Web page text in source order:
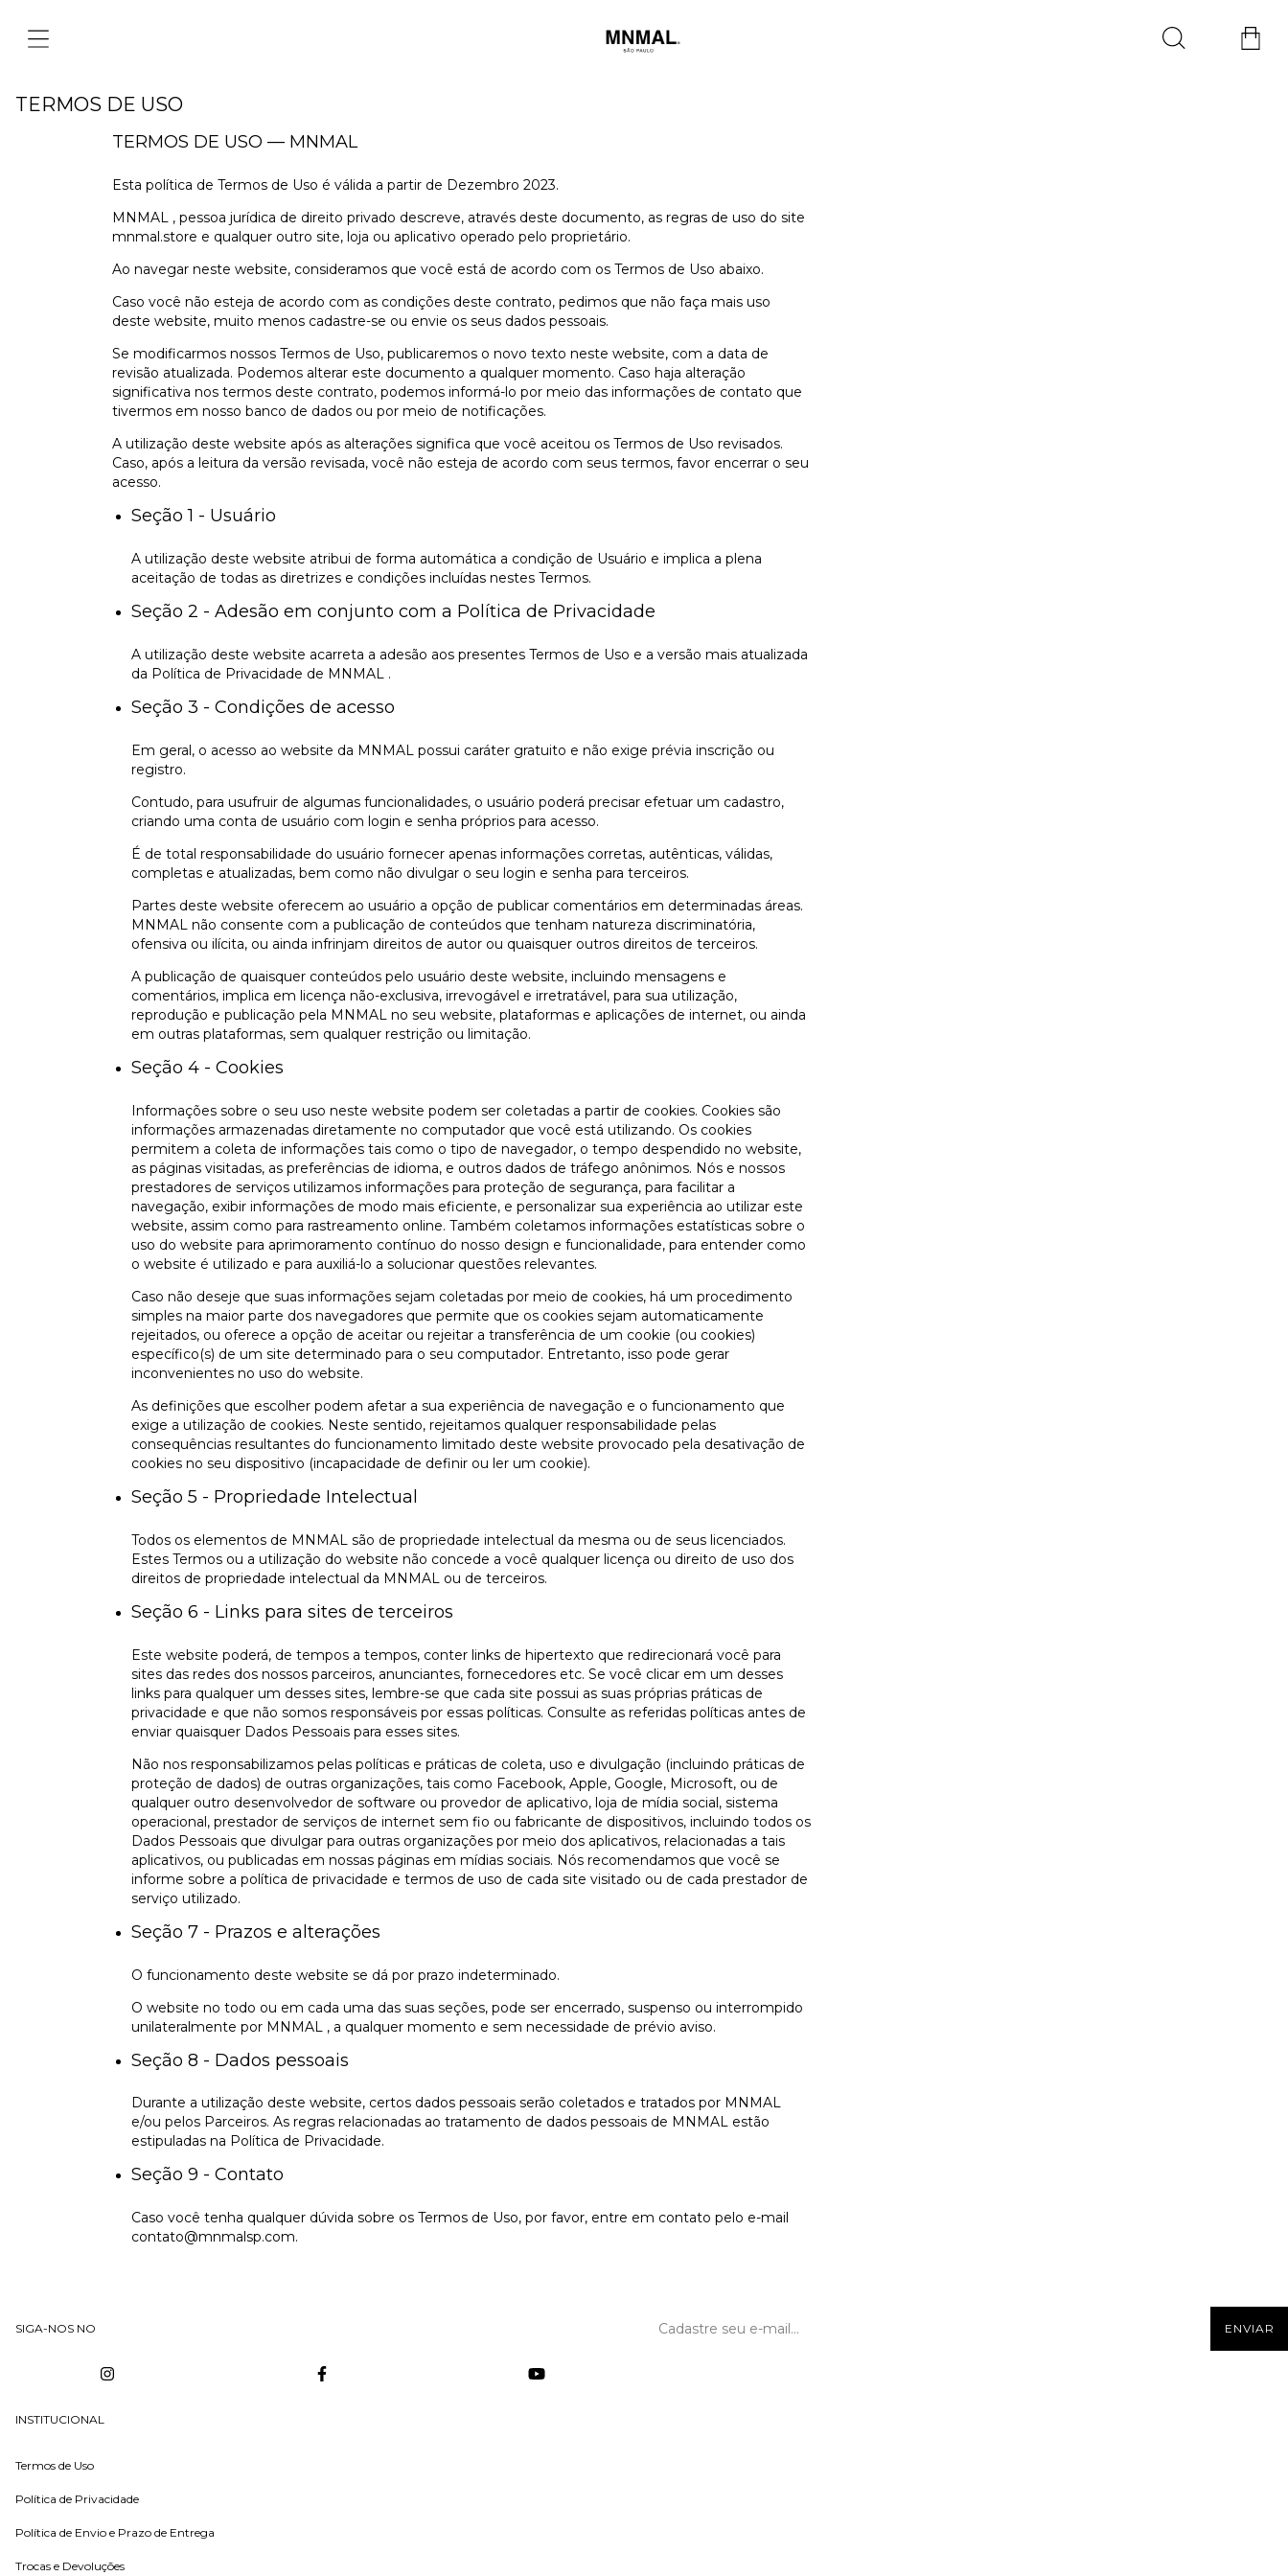
TERMOS DE USO
TERMOS DE USO — MNMAL
Esta política de Termos de Uso é válida a partir de Dezembro 2023.
MNMAL , pessoa jurídica de direito privado descreve, através deste documento, as regras de uso do site
mnmal.store e qualquer outro site, loja ou aplicativo operado pelo proprietário.
Ao navegar neste website, consideramos que você está de acordo com os Termos de Uso abaixo.
Caso você não esteja de acordo com as condições deste contrato, pedimos que não faça mais uso
deste website, muito menos cadastre-se ou envie os seus dados pessoais.
Se modificarmos nossos Termos de Uso, publicaremos o novo texto neste website, com a data de
revisão atualizada. Podemos alterar este documento a qualquer momento. Caso haja alteração
significativa nos termos deste contrato, podemos informá-lo por meio das informações de contato que
tivermos em nosso banco de dados ou por meio de notificações.
A utilização deste website após as alterações significa que você aceitou os Termos de Uso revisados.
Caso, após a leitura da versão revisada, você não esteja de acordo com seus termos, favor encerrar o seu
acesso.
Seção 1 - Usuário
A utilização deste website atribui de forma automática a condição de Usuário e implica a plena
aceitação de todas as diretrizes e condições incluídas nestes Termos.
Seção 2 - Adesão em conjunto com a Política de Privacidade
A utilização deste website acarreta a adesão aos presentes Termos de Uso e a versão mais atualizada
da Política de Privacidade de MNMAL .
Seção 3 - Condições de acesso
Em geral, o acesso ao website da MNMAL possui caráter gratuito e não exige prévia inscrição ou
registro.
Contudo, para usufruir de algumas funcionalidades, o usuário poderá precisar efetuar um cadastro,
criando uma conta de usuário com login e senha próprios para acesso.
É de total responsabilidade do usuário fornecer apenas informações corretas, autênticas, válidas,
completas e atualizadas, bem como não divulgar o seu login e senha para terceiros.
Partes deste website oferecem ao usuário a opção de publicar comentários em determinadas áreas.
MNMAL não consente com a publicação de conteúdos que tenham natureza discriminatória,
ofensiva ou ilícita, ou ainda infrinjam direitos de autor ou quaisquer outros direitos de terceiros.
A publicação de quaisquer conteúdos pelo usuário deste website, incluindo mensagens e
comentários, implica em licença não-exclusiva, irrevogável e irretratável, para sua utilização,
reprodução e publicação pela MNMAL no seu website, plataformas e aplicações de internet, ou ainda
em outras plataformas, sem qualquer restrição ou limitação.
Seção 4 - Cookies
Informações sobre o seu uso neste website podem ser coletadas a partir de cookies. Cookies são
informações armazenadas diretamente no computador que você está utilizando. Os cookies
permitem a coleta de informações tais como o tipo de navegador, o tempo despendido no website,
as páginas visitadas, as preferências de idioma, e outros dados de tráfego anônimos. Nós e nossos
prestadores de serviços utilizamos informações para proteção de segurança, para facilitar a
navegação, exibir informações de modo mais eficiente, e personalizar sua experiência ao utilizar este
website, assim como para rastreamento online. Também coletamos informações estatísticas sobre o
uso do website para aprimoramento contínuo do nosso design e funcionalidade, para entender como
o website é utilizado e para auxiliá-lo a solucionar questões relevantes.
Caso não deseje que suas informações sejam coletadas por meio de cookies, há um procedimento
simples na maior parte dos navegadores que permite que os cookies sejam automaticamente
rejeitados, ou oferece a opção de aceitar ou rejeitar a transferência de um cookie (ou cookies)
específico(s) de um site determinado para o seu computador. Entretanto, isso pode gerar
inconvenientes no uso do website.
As definições que escolher podem afetar a sua experiência de navegação e o funcionamento que
exige a utilização de cookies. Neste sentido, rejeitamos qualquer responsabilidade pelas
consequências resultantes do funcionamento limitado deste website provocado pela desativação de
cookies no seu dispositivo (incapacidade de definir ou ler um cookie).
Seção 5 - Propriedade Intelectual
Todos os elementos de MNMAL são de propriedade intelectual da mesma ou de seus licenciados.
Estes Termos ou a utilização do website não concede a você qualquer licença ou direito de uso dos
direitos de propriedade intelectual da MNMAL ou de terceiros.
Seção 6 - Links para sites de terceiros
Este website poderá, de tempos a tempos, conter links de hipertexto que redirecionará você para
sites das redes dos nossos parceiros, anunciantes, fornecedores etc. Se você clicar em um desses
links para qualquer um desses sites, lembre-se que cada site possui as suas próprias práticas de
privacidade e que não somos responsáveis por essas políticas. Consulte as referidas políticas antes de
enviar quaisquer Dados Pessoais para esses sites.
Não nos responsabilizamos pelas políticas e práticas de coleta, uso e divulgação (incluindo práticas de
proteção de dados) de outras organizações, tais como Facebook, Apple, Google, Microsoft, ou de
qualquer outro desenvolvedor de software ou provedor de aplicativo, loja de mídia social, sistema
operacional, prestador de serviços de internet sem fio ou fabricante de dispositivos, incluindo todos os
Dados Pessoais que divulgar para outras organizações por meio dos aplicativos, relacionadas a tais
aplicativos, ou publicadas em nossas páginas em mídias sociais. Nós recomendamos que você se
informe sobre a política de privacidade e termos de uso de cada site visitado ou de cada prestador de
serviço utilizado.
Seção 7 - Prazos e alterações
O funcionamento deste website se dá por prazo indeterminado.
O website no todo ou em cada uma das suas seções, pode ser encerrado, suspenso ou interrompido
unilateralmente por MNMAL , a qualquer momento e sem necessidade de prévio aviso.
Seção 8 - Dados pessoais
Durante a utilização deste website, certos dados pessoais serão coletados e tratados por MNMAL
e/ou pelos Parceiros. As regras relacionadas ao tratamento de dados pessoais de MNMAL estão
estipuladas na Política de Privacidade.
Seção 9 - Contato
Caso você tenha qualquer dúvida sobre os Termos de Uso, por favor, entre em contato pelo e-mail
contato@mnmalsp.com.
SIGA-NOS NO
INSTITUCIONAL
Termos de Uso
Política de Privacidade
Política de Envio e Prazo de Entrega
Trocas e Devoluções